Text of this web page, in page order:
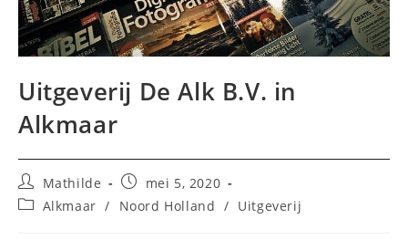
Uitgeverij De Alk B.V. in
Alkmaar
Bericht
auteur:
Mathilde
Bericht
gepubliceerd
op:
mei 5, 2020
Berichtcategorie:
Alkmaar / Noord Holland / Uitgeverij